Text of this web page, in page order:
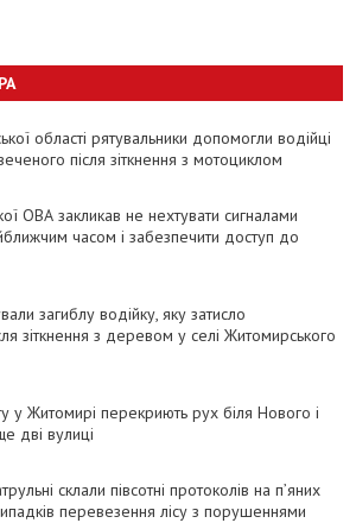
області рятувальники допомогли водійці
після зіткнення з мотоциклом
ОВА закликав не нехтувати сигналами
часом і забезпечити доступ до
загиблу водійку, яку затисло
зіткнення з деревом у селі Житомирського
у Житомирі перекриють рух біля Нового і
дві вулиці
склали півсотні протоколів на пʼяних
перевезення лісу з порушеннями